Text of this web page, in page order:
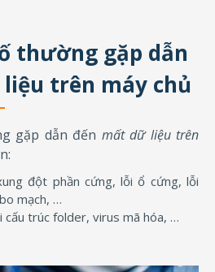
thường gặp dẫn
trên máy chủ
gặp dẫn đến mất dữ liệu trên
đột phần cứng, lỗi ổ cứng, lỗi
mạch, …
cấu trúc folder, virus mã hóa, …